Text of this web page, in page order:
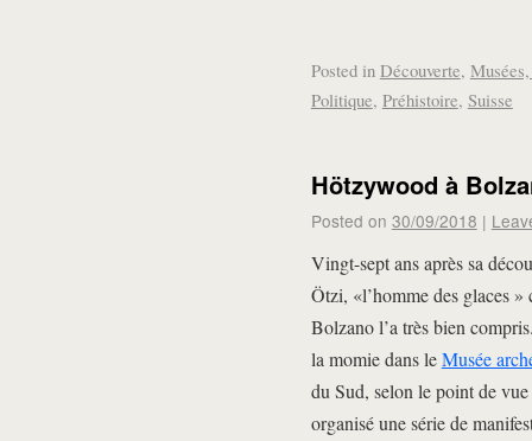
Posted in Découverte,
Politique, Préhistoire, Suisse
Hötzywood à
Posted on 30/09/2018 |
Vingt-sept ans après sa
Ötzi, «l’homme des glaces
Bolzano l’a très bien
la momie dans leMusée
du Sud, selon le point de
organisé une série de